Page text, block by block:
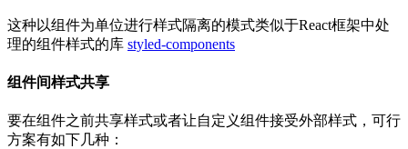
这种以组件为单位进行样式隔离的模式类似于React框架中处
理的组件样式的库 styled-components
组件间样式共享
要在组件之前共享样式或者让自定义组件接受外部样式，可行
方案有如下几种：